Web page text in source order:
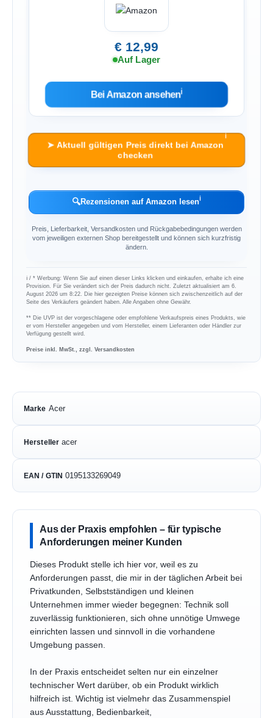
€ 12,99
Auf Lager
Bei Amazon ansehenℹ︎
➤ Aktuell gültigen Preis direkt bei Amazon
checken
ℹ︎
🔍Rezensionen auf Amazon lesenℹ︎
Preis, Lieferbarkeit, Versandkosten und Rückgabebedingungen werden
vom jeweiligen externen Shop bereitgestellt und können sich kurzfristig
ändern.
ℹ︎ / * Werbung: Wenn Sie auf einen dieser Links klicken und einkaufen, erhalte ich eine
Provision. Für Sie verändert sich der Preis dadurch nicht. Zuletzt aktualisiert am 6.
August 2026 um 8:22. Die hier gezeigten Preise können sich zwischenzeitlich auf der
Seite des Verkäufers geändert haben. Alle Angaben ohne Gewähr.
** Die UVP ist der vorgeschlagene oder empfohlene Verkaufspreis eines Produkts, wie
er vom Hersteller angegeben und vom Hersteller, einem Lieferanten oder Händler zur
Verfügung gestellt wird.
Preise inkl. MwSt., zzgl. Versandkosten
Marke Acer
Hersteller acer
EAN / GTIN 0195133269049
Aus der Praxis empfohlen – für typische
Anforderungen meiner Kunden
Dieses Produkt stelle ich hier vor, weil es zu
Anforderungen passt, die mir in der täglichen Arbeit bei
Privatkunden, Selbstständigen und kleinen
Unternehmen immer wieder begegnen: Technik soll
zuverlässig funktionieren, sich ohne unnötige Umwege
einrichten lassen und sinnvoll in die vorhandene
Umgebung passen.
In der Praxis entscheidet selten nur ein einzelner
technischer Wert darüber, ob ein Produkt wirklich
hilfreich ist. Wichtig ist vielmehr das Zusammenspiel
aus Ausstattung, Bedienbarkeit,